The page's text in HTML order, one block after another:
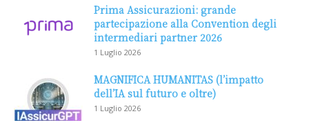
Prima Assicurazioni: grande
partecipazione alla Convention degli
intermediari partner 2026
1 Luglio 2026
MAGNIFICA HUMANITAS (l’impatto
dell’IA sul futuro e oltre)
1 Luglio 2026